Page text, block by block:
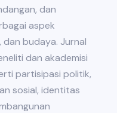
dan
aspek
dan budaya. Jurnal
dan akademisi
partisipasi politik,
sosial, identitas